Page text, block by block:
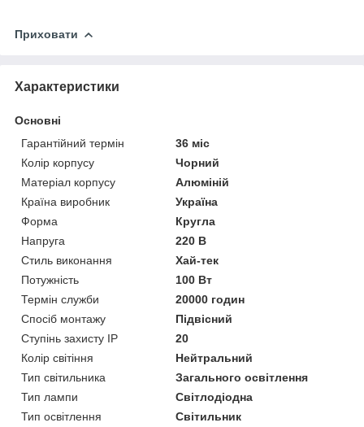
Приховати
Характеристики
Основні
Гарантійний термін
36 міс
Колір корпусу
Чорний
Матеріал корпусу
Алюміній
Країна виробник
Україна
Форма
Кругла
Напруга
220 В
Стиль виконання
Хай-тек
Потужність
100 Вт
Термін служби
20000 годин
Спосіб монтажу
Підвісний
Ступінь захисту IP
20
Колір світіння
Нейтральний
Тип світильника
Загального освітлення
Тип лампи
Світлодіодна
Тип освітлення
Світильник